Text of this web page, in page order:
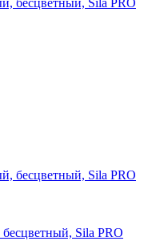
Sila PRO